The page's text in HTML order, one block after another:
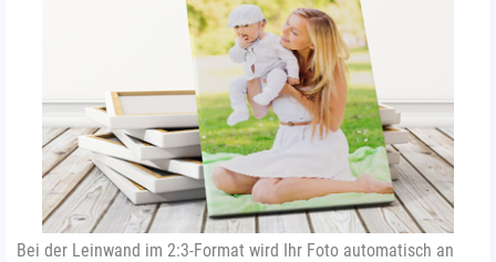
Bei der Leinwand im 2:3-Format wird Ihr Foto automatisch an